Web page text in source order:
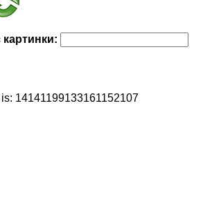
картинки:
14141199133161152107